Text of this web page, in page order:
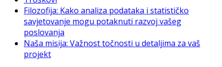
Filozofija: Kako analiza podataka i statističko
savjetovanje mogu potaknuti razvoj vašeg
poslovanja
Naša misija: Važnost točnosti u detaljima za vaš
projekt